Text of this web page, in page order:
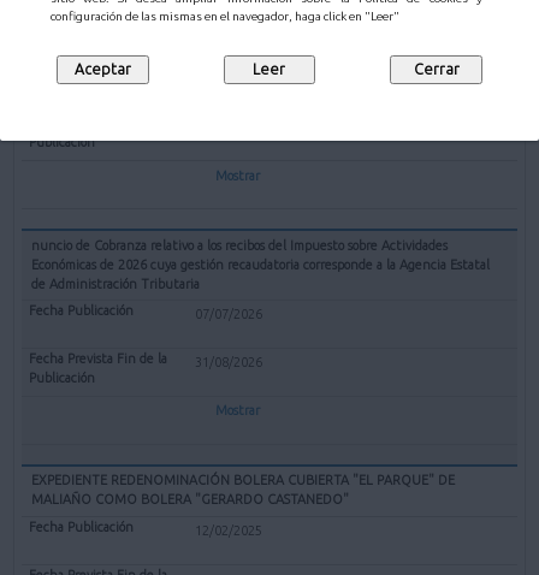
configuración de las mismas en el navegador, haga click en "Leer"
TRAMITACION DE EXPEDIENTE DE MATRICULACION DE FINCA CONFORME
05/08/2026
Mostrar
nuncio de Cobranza relativo a los recibos del Impuesto sobre Actividades
Económicas de 2026 cuya gestión recaudatoria corresponde a la Agencia Estatal
de Administración Tributaria
07/07/2026
31/08/2026
Mostrar
EXPEDIENTE REDENOMINACIÓN BOLERA CUBIERTA "EL PARQUE" DE
MALIAÑO COMO BOLERA "GERARDO CASTANEDO"
12/02/2025